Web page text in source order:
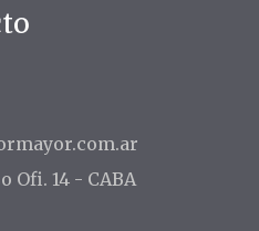
Ofi. 14 - CABA